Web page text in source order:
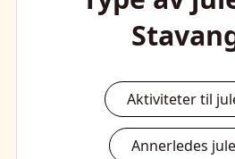
Aktiviteter til
Annerledes